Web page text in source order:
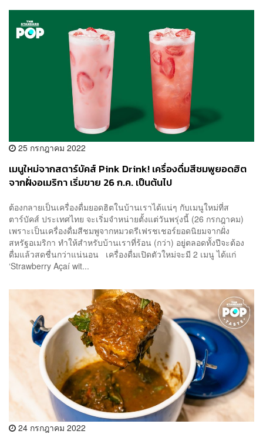
25 กรกฎาคม 2022
เมนูใหม่จากสตาร์บัคส์ Pink Drink! เครื่องดื่มสีชมพูยอดฮิต
จากฝั่งอเมริกา เริ่มขาย 26 ก.ค. เป็นต้นไป
ต้องกลายเป็นเครื่องดื่มยอดฮิตในบ้านเราได้แน่ๆ กับเมนูใหม่ที่ส
ตาร์บัคส์ ประเทศไทย จะเริ่มจำหน่ายตั้งแต่วันพรุ่งนี้ (26 กรกฎาคม)
เพราะเป็นเครื่องดื่มสีชมพูจากหมวดรีเฟรชเชอร์ยอดนิยมจากฝั่ง
สหรัฐอเมริกา ทำให้สำหรับบ้านเราที่ร้อน (กว่า) อยู่ตลอดทั้งปีจะต้อง
ดื่มแล้วสดชื่นกว่าแน่นอน เครื่องดื่มเปิดตัวใหม่จะมี 2 เมนู ได้แก่
‘Strawberry Açaí wit...
24 กรกฎาคม 2022